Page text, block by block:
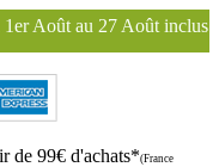
vacances !
de 99€ d'achats*(France